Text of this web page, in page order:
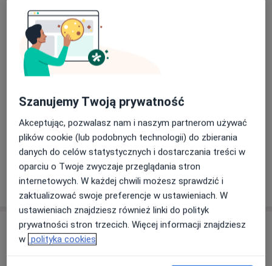
250 zł Szczegóły
Konsultacja alergologiczna +
odczulanie
250 zł Szczegóły
Kwalifikacja do odczulania
podjęzykowego
250 zł Szczegóły
Umów wizytę
W jaki sposób ustalane są ceny?
Adresy (2)
Szanujemy Twoją prywatność
Akceptując, pozwalasz nam i naszym partnerom używać
plików cookie (lub podobnych technologii) do zbierania
danych do celów statystycznych i dostarczania treści w
oparciu o Twoje zwyczaje przeglądania stron
internetowych. W każdej chwili możesz sprawdzić i
zaktualizować swoje preferencje w ustawieniach. W
ustawieniach znajdziesz również linki do polityk
prywatności stron trzecich. Więcej informacji znajdziesz
w polityka cookies